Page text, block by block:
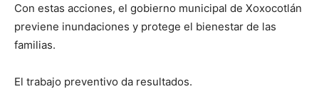
Con estas acciones, el gobierno municipal de Xoxocotlán
previene inundaciones y protege el bienestar de las
familias.
El trabajo preventivo da resultados.